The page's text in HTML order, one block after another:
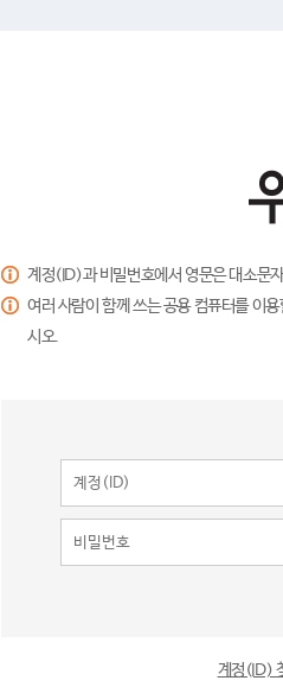
계정(ID)과 비밀번호에서 영문은 대소문
여러 사람이 함께 쓰는 공용 컴퓨터를 이
시오.
계정(ID)